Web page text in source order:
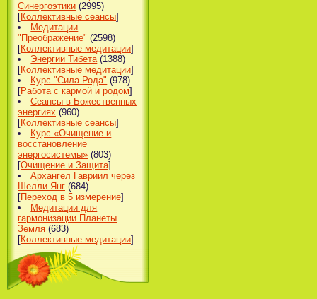
Синергоэтики (2995)
[Коллективные сеансы]
Медитации
"Преображение" (2598)
[Коллективные медитации]
Энергии Тибета (1388)
[Коллективные медитации]
Курс "Сила Рода" (978)
[Работа с кармой и родом]
Сеансы в Божественных
энергиях (960)
[Коллективные сеансы]
Курс «Очищение и
восстановление
энергосистемы» (803)
[Очищение и Защита]
Архангел Гавриил через
Шелли Янг (684)
[Переход в 5 измерение]
Медитации для
гармонизации Планеты
Земля (683)
[Коллективные медитации]